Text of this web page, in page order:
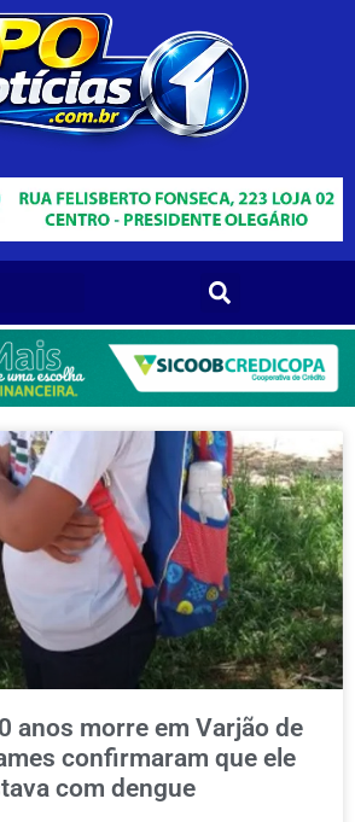
anos morre em Varjão de
confirmaram que ele
com dengue